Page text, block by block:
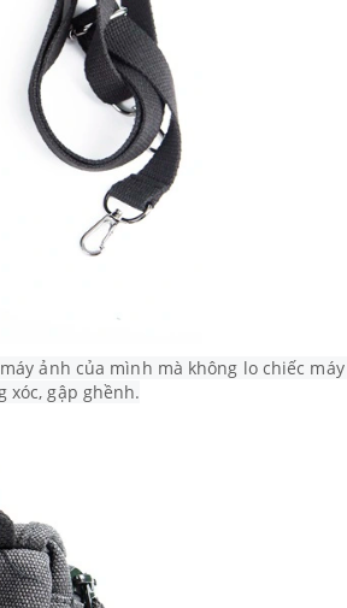
ảnh của mình mà không lo chiếc
gập ghềnh.